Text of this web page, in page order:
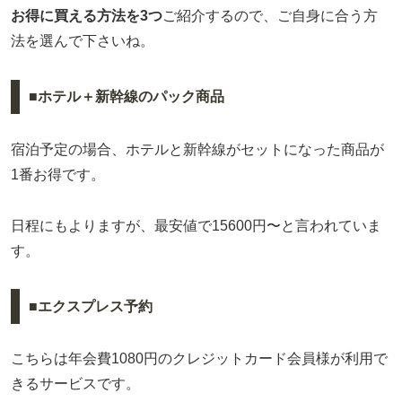
お得に買える方法を3つご紹介するので、ご自身に合う方
法を選んで下さいね。
■ホテル＋新幹線のパック商品
宿泊予定の場合、ホテルと新幹線がセットになった商品が
1番お得です。
日程にもよりますが、最安値で15600円〜と言われていま
す。
■エクスプレス予約
こちらは年会費1080円のクレジットカード会員様が利用で
きるサービスです。